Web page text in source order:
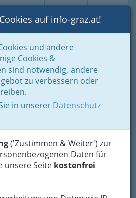
Suche Login Toggle
auf info-graz.at!
und andere
Cookies &
sind notwendig, andere
zu verbessern oder
in unserer Datenschutz
('Zustimmen & Weiter') zur
Daten für
unsere Seite kostenfrei
- Lokale Gutscheine
akzeptieren
- Ing.
8043 Graz-Kroisbach
Gutschein
DIE